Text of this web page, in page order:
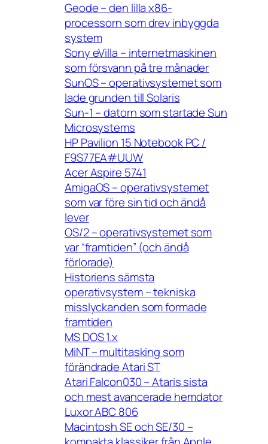
Geode – den lilla x86-
processorn som drev inbyggda
system
Sony eVilla – internetmaskinen
som försvann på tre månader
SunOS – operativsystemet som
lade grunden till Solaris
Sun-1 – datorn som startade Sun
Microsystems
HP Pavilion 15 Notebook PC /
F9S77EA#UUW
Acer Aspire 5741
AmigaOS – operativsystemet
som var före sin tid och ändå
lever
OS/2 – operativsystemet som
var “framtiden” (och ändå
förlorade)
Historiens sämsta
operativsystem – tekniska
misslyckanden som formade
framtiden
MS DOS 1.x
MiNT – multitasking som
förändrade Atari ST
Atari Falcon030 – Ataris sista
och mest avancerade hemdator
Luxor ABC 806
Macintosh SE och SE/30 –